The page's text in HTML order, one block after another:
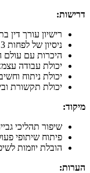
דרישות:
רישיון עורך דין
ניסיון של לפחות 3 שנים בתחום ההוצאה לפועל
היכרות עם עולם
יכולת עבודה
יכולת ניתוח
יכולת תקשורת
מיקוד:
שיפור תהליכי
פיתוח שיתופי
הובלת יוזמות
הערות: